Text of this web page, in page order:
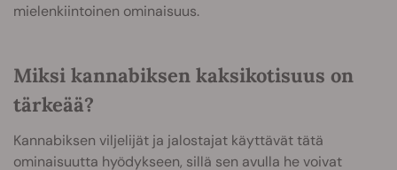
mielenkiintoinen ominaisuus.
Miksi kannabiksen kaksikotisuus on
tärkeää?
Kannabiksen viljelijät ja jalostajat käyttävät tätä
ominaisuutta hyödykseen, sillä sen avulla he voivat